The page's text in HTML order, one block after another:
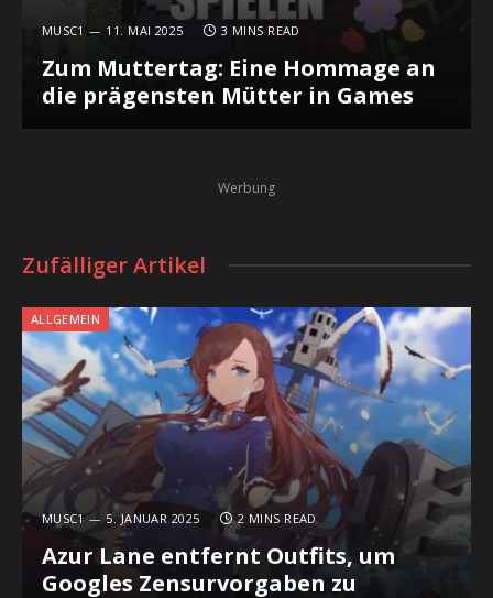
MUSC1 11. MAI 2025 3 MINS READ
Zum Muttertag: Eine Hommage an
die prägensten Mütter in Games
Werbung
Zufälliger Artikel
ALLGEMEIN
MUSC1 5. JANUAR 2025 2 MINS READ
Azur Lane entfernt Outfits, um
Googles Zensurvorgaben zu